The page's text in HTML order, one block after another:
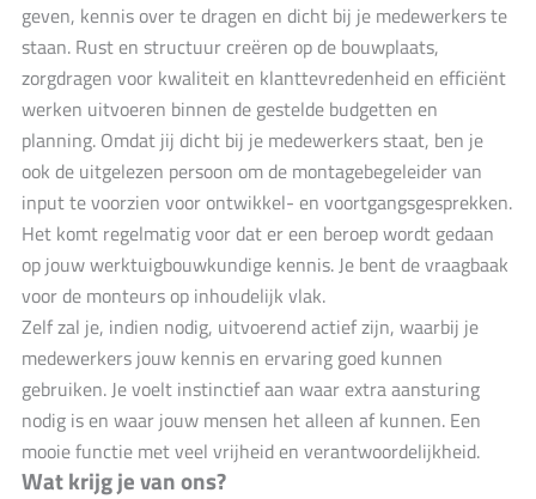
geven, kennis over te dragen en dicht bij je medewerkers te
staan. Rust en structuur creëren op de bouwplaats,
zorgdragen voor kwaliteit en klanttevredenheid en efficiënt
werken uitvoeren binnen de gestelde budgetten en
planning. Omdat jij dicht bij je medewerkers staat, ben je
ook de uitgelezen persoon om de montagebegeleider van
input te voorzien voor ontwikkel- en voortgangsgesprekken.
Het komt regelmatig voor dat er een beroep wordt gedaan
op jouw werktuigbouwkundige kennis. Je bent de vraagbaak
voor de monteurs op inhoudelijk vlak.
Zelf zal je, indien nodig, uitvoerend actief zijn, waarbij je
medewerkers jouw kennis en ervaring goed kunnen
gebruiken. Je voelt instinctief aan waar extra aansturing
nodig is en waar jouw mensen het alleen af kunnen. Een
mooie functie met veel vrijheid en verantwoordelijkheid.
Wat krijg je van ons?